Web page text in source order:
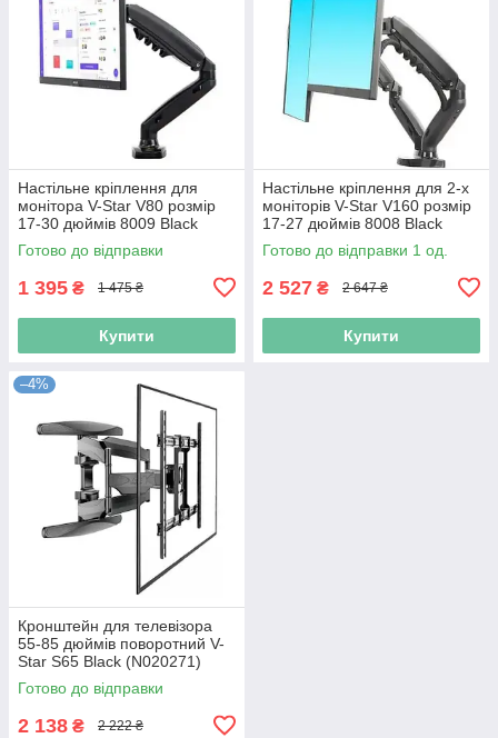
Настільне кріплення для
монітора V-Star V80 розмір
17-30 дюймів 8009 Black
(N020649)
Готово до відправки
1 395 ₴ 1 475 ₴
Купити
Настільне кріплення для 2-х
моніторів V-Star V160 розмір
17-27 дюймів 8008 Black
(N020648)
Готово до відправки 1 од.
2 527 ₴ 2 647 ₴
Купити
–4%
Кронштейн для телевізора
55-85 дюймів поворотний V-
Star S65 Black (N020271)
Готово до відправки
2 138 ₴ 2 222 ₴